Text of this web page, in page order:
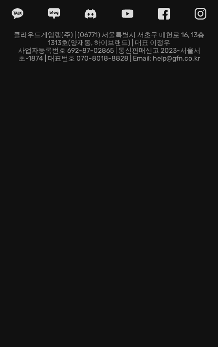
클라우드게임랩(주) | (06771) 서울특별시 서초구 매헌로 16, 13층
1313호(양재동, 하이브랜드) | 대표 이정우
사업자등록번호 692-87-02865 | 통신판매신고 2023-서울서
초-1874 | 대표번호 070-8018-8828 | Email: help@gfn.co.kr